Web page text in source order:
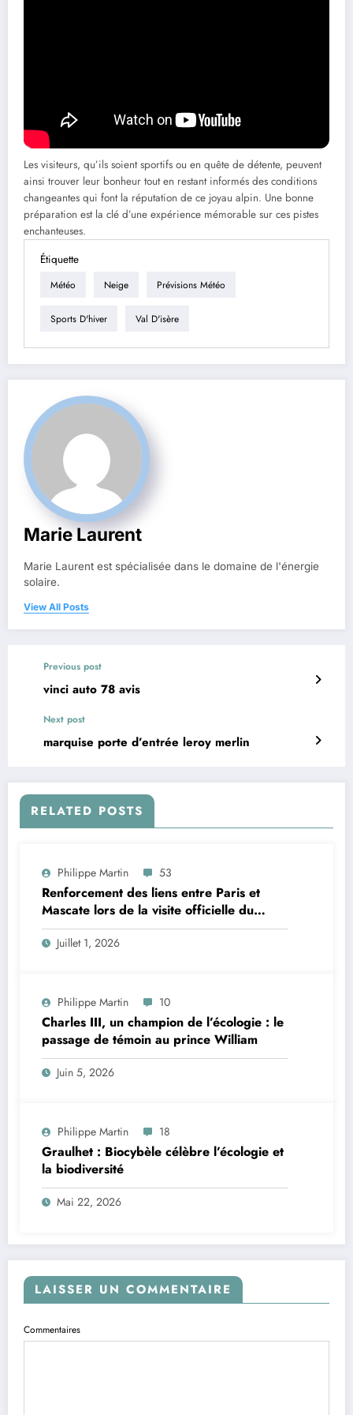
Météo hebdomadaire pour Val d’Isère
Prévisions officielles de Météo France
Les visiteurs, qu’ils soient sportifs ou en quête de détente, peuvent
ainsi trouver leur bonheur tout en restant informés des conditions
changeantes qui font la réputation de ce joyau alpin. Une bonne
préparation est la clé d’une expérience mémorable sur ces pistes
enchanteuses.
Étiquette
Météo Neige Prévisions Météo
Sports D'hiver Val D'isère
Marie Laurent
Marie Laurent est spécialisée dans le domaine de l'énergie
solaire.
View All Posts
Previous post
vinci auto 78 avis
Next post
marquise porte d’entrée leroy merlin
RELATED POSTS
Philippe Martin 53
Renforcement des liens entre Paris et
Mascate lors de la visite officielle du
sultan d’Oman
Juillet 1, 2026
Philippe Martin 10
Charles III, un champion de l’écologie : le
passage de témoin au prince William
Juin 5, 2026
Philippe Martin 18
Graulhet : Biocybèle célèbre l’écologie et
la biodiversité
Mai 22, 2026
LAISSER UN COMMENTAIRE
Commentaires